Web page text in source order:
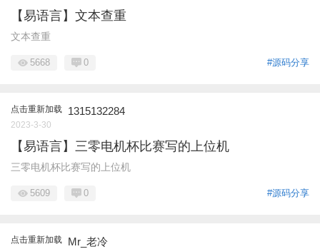
【易语言】文本查重
文本查重
#源码分享
5668 0
点击重新加载 1315132284
2023-3-30
【易语言】三零电机杯比赛写的上位机
三零电机杯比赛写的上位机
#源码分享
5609 0
点击重新加载 Mr_老冷